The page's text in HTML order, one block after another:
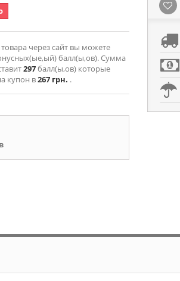
через сайт вы можете
балл(ы,ов). Сумма
297балл(ы,ов) которые
купон в267 грн. .